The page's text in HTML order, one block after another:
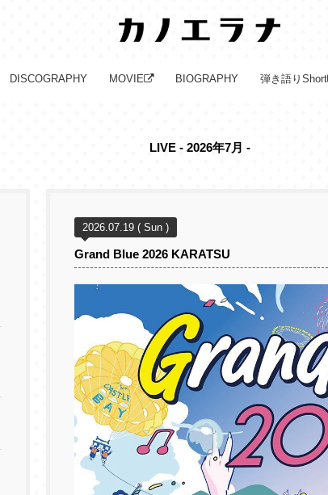
DISCOGRAPHY MOVIE BIOGRAPHY 弾き語りShort
LIVE - 2026年7月 -
2026.07.19 ( Sun )
Grand Blue 2026 KARATSU